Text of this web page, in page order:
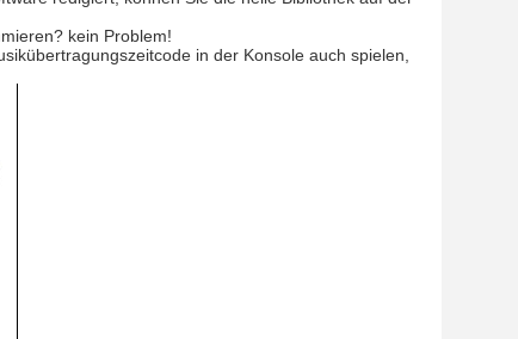
kein Problem!
in der Konsole auch spielen,